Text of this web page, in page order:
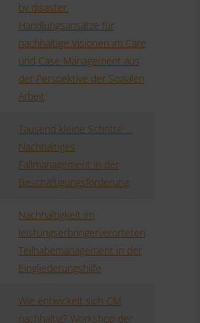
by disaster.
Handlungsansätze für
nachhaltige Visionen im Care
und Case Management aus
der Perspektive der Sozialen
Arbeit
Tausend kleine Schritte …
Nachhaltiges
Fallmanagement in der
Beschäftigungsförderung
Nachhaltigkeit im
leistungserbringerverorteten
Teilhabemanagement in der
Eingliederungshilfe
Wie entwickelt sich CM
nachhaltig? Workshop der